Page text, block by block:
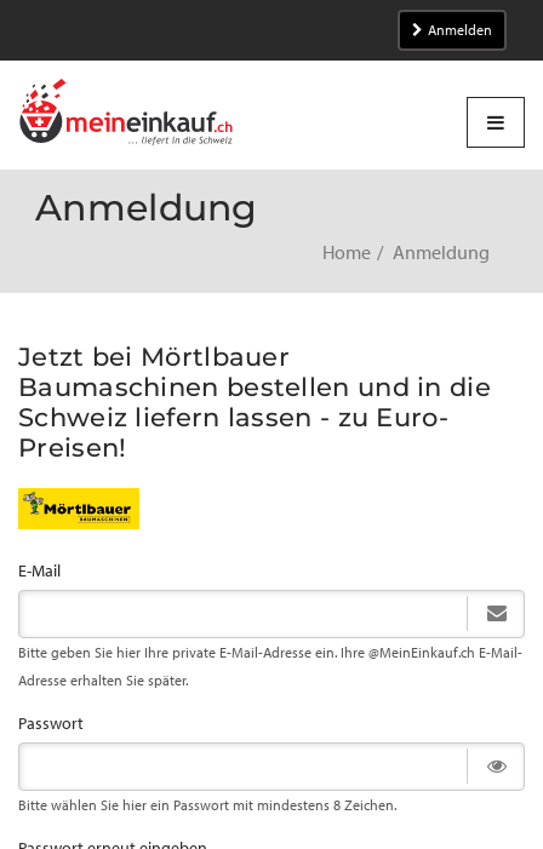
Anmelden
Anmeldung
Home Anmeldung
Jetzt bei Mörtlbauer
Baumaschinen bestellen und in die
Schweiz liefern lassen - zu Euro-
Preisen!
E-Mail
Bitte geben Sie hier Ihre private E-Mail-Adresse ein. Ihre @MeinEinkauf.ch E-Mail-
Adresse erhalten Sie später.
Passwort
Bitte wählen Sie hier ein Passwort mit mindestens 8 Zeichen.